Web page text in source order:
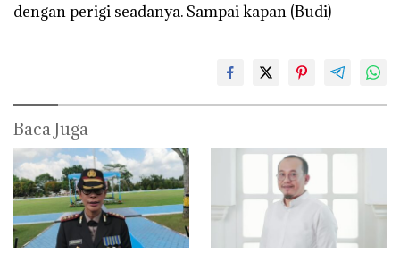
dengan perigi seadanya. Sampai kapan (Budi)
Baca Juga